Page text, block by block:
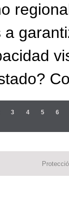
a
3 4 5 6